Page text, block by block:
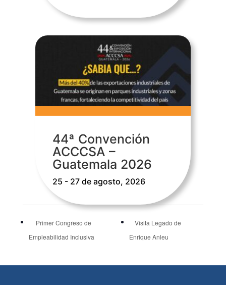
44ª Convención
ACCCSA –
Guatemala 2026
25 - 27 de agosto, 2026
Primer Congreso de
Empleabilidad Inclusiva
Visita Legado de
Enrique Anleu